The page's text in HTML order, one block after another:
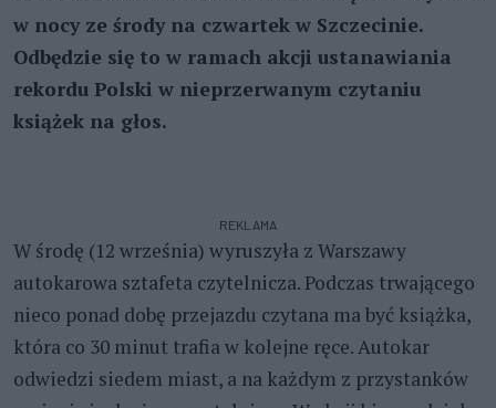
w nocy ze środy na czwartek w Szczecinie.
Odbędzie się to w ramach akcji ustanawiania
rekordu Polski w nieprzerwanym czytaniu
książek na głos.
REKLAMA
W środę (12 września) wyruszyła z Warszawy
autokarowa sztafeta czytelnicza. Podczas trwającego
nieco ponad dobę przejazdu czytana ma być książka,
która co 30 minut trafia w kolejne ręce. Autokar
odwiedzi siedem miast, a na każdym z przystanków